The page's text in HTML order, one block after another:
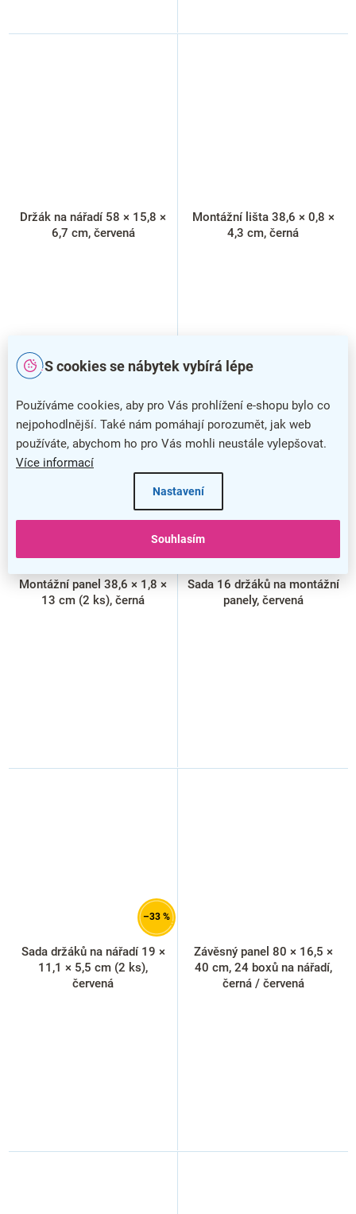
S cookies se nábytek vybírá lépe
Používáme cookies, aby pro Vás prohlížení e-shopu bylo co
nejpohodlnější. Také nám pomáhají porozumět, jak web
používáte, abychom ho pro Vás mohli neustále vylepšovat.
Více informací
Nastavení
Souhlasím
Držák na nářadí 58 × 15,8 ×
6,7 cm, červená
Montážní lišta 38,6 × 0,8 ×
4,3 cm, černá
Montážní panel 38,6 × 1,8 ×
13 cm (2 ks), černá
Sada 16 držáků na montážní
panely, červená
–33 %
Sada držáků na nářadí 19 ×
11,1 × 5,5 cm (2 ks),
červená
Závěsný panel 80 × 16,5 ×
40 cm, 24 boxů na nářadí,
černá / červená